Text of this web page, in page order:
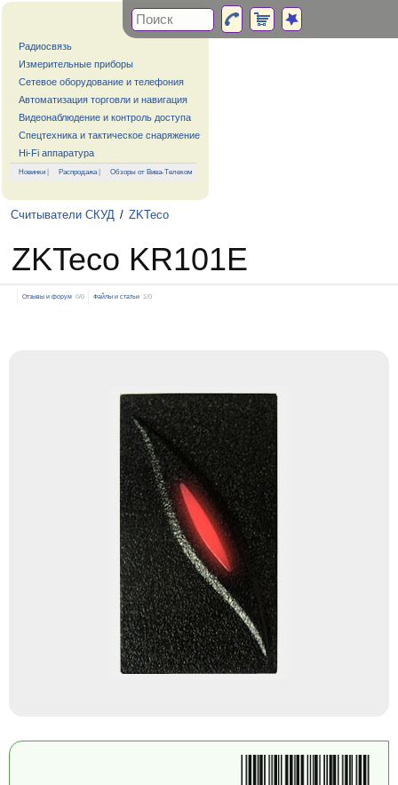
Радиосвязь
Измерительные приборы
Сетевое оборудование и телефония
Автоматизация торговли и навигация
Видеонаблюдение и контроль доступа
Спецтехника и тактическое снаряжение
Hi-Fi аппаратура
Новинки | Распродажа| Обзоры от Вива-Телеком
Считыватели СКУД / ZKTeco
ZKTeco KR101E
Отзывы и форум 0/0 Файлы и статьи 1/0